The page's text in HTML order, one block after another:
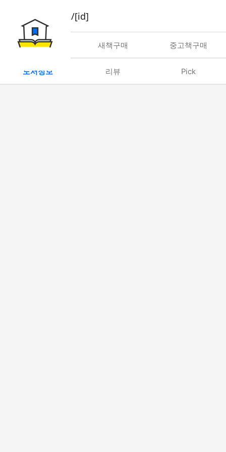
book/rent/[id]
대여 새책구매 중고책구매
도서정보 리뷰 Pick